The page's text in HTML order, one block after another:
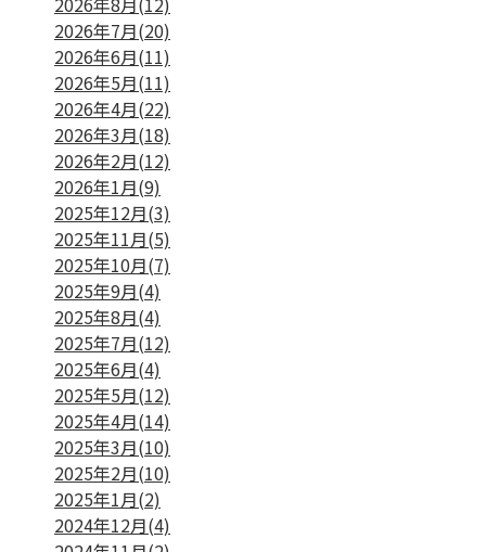
2026年7月(20)
2026年6月(11)
2026年5月(11)
2026年4月(22)
2026年3月(18)
2026年2月(12)
2026年1月(9)
2025年12月(3)
2025年11月(5)
2025年10月(7)
2025年9月(4)
2025年8月(4)
2025年7月(12)
2025年6月(4)
2025年5月(12)
2025年4月(14)
2025年3月(10)
2025年2月(10)
2025年1月(2)
2024年12月(4)